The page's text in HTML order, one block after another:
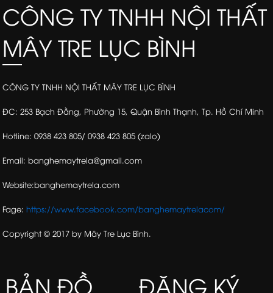
CÔNG TY TNHH NỘI THẤT
MÂY TRE LỤC BÌNH
CÔNG TY TNHH NỘI THẤT MÂY TRE LỤC BÌNH
ĐC: 253 Bạch Đằng, Phường 15, Quận Bình Thạnh, Tp. Hồ Chí Minh
Hotline: 0938 423 805/ 0938 423 805 (zalo)
Email: banghemaytrela@gmail.com
Website:banghemaytrela.com
Fage:https://www.facebook.com/banghemaytrelacom/
Copyright © 2017 by Mây Tre Lục Bình.
BẢN ĐỒ ĐĂNG KÝ